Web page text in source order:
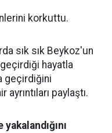
korkuttu.
sık sık Beykoz'un
hayatla
geçirdiğini
paylaştı.